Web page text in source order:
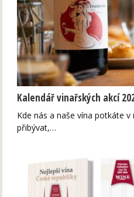
Kalendář vinařských akcí
Kde nás a naše vína potkáte v
přibývat,…